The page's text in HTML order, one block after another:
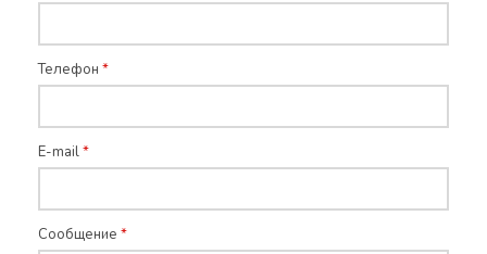
Телефон *
E-mail*
Сообщение *